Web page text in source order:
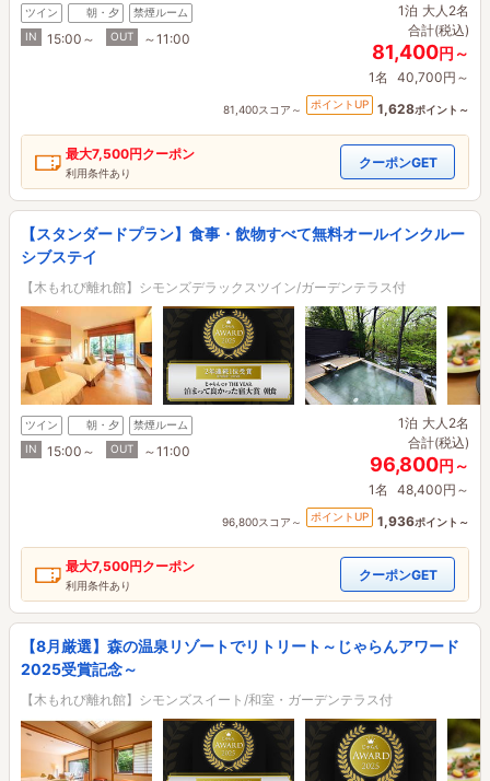
ツイン 朝・夕
禁煙ルーム
IN
15:00～ OUT ～11:00
1泊 大人2名
合計(税込)
81,400円～
1名 40,700円～
81,400スコア～ ポイントUP 1,628ポイント～
最大7,500円クーポン
利用条件あり
クーポンGET
【スタンダードプラン】食事・飲物すべて無料オールインクルー
シブステイ
【木もれび離れ館】シモンズデラックスツイン/ガーデンテラス付
ツイン 朝・夕
禁煙ルーム
IN
15:00～ OUT ～11:00
1泊 大人2名
合計(税込)
96,800円～
1名 48,400円～
96,800スコア～ ポイントUP 1,936ポイント～
最大7,500円クーポン
利用条件あり
クーポンGET
【8月厳選】森の温泉リゾートでリトリート～じゃらんアワード
2025受賞記念～
【木もれび離れ館】シモンズスイート/和室・ガーデンテラス付